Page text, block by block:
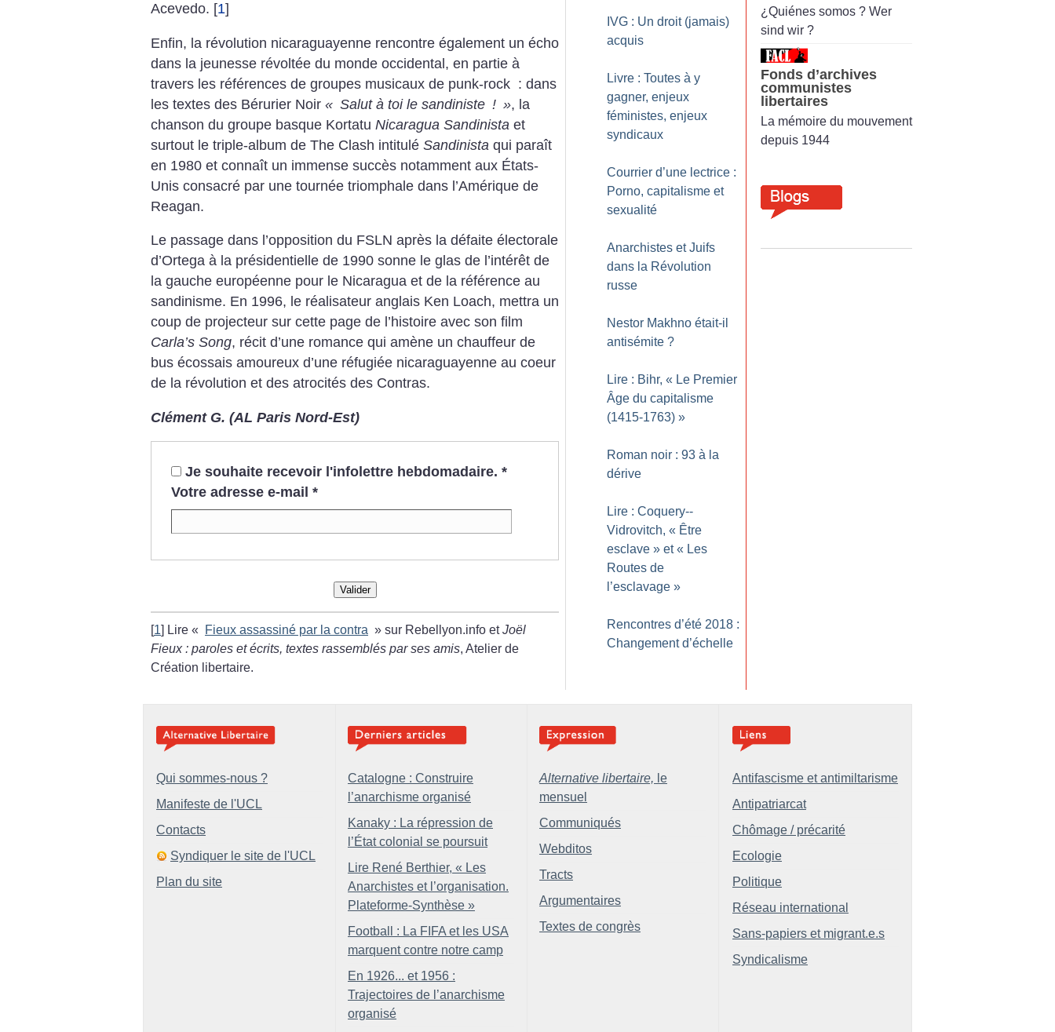
Acevedo. [1]
Enfin, la révolution nicaraguayenne rencontre également un écho
dans la jeunesse révoltée du monde occidental, en partie à
travers les références de groupes musicaux de punk-rock : dans
les textes des Bérurier Noir « Salut à toi le sandiniste ! », la
chanson du groupe basque Kortatu Nicaragua Sandinista et
surtout le triple-album de The Clash intitulé Sandinista qui paraît
en 1980 et connaît un immense succès notamment aux États-
Unis consacré par une tournée triomphale dans l’Amérique de
Reagan.
Le passage dans l’opposition du FSLN après la défaite électorale
d’Ortega à la présidentielle de 1990 sonne le glas de l’intérêt de
la gauche européenne pour le Nicaragua et de la référence au
sandinisme. En 1996, le réalisateur anglais Ken Loach, mettra un
coup de projecteur sur cette page de l’histoire avec son film
Carla’s Song, récit d’une romance qui amène un chauffeur de
bus écossais amoureux d’une réfugiée nicaraguayenne au coeur
de la révolution et des atrocités des Contras.
Clément G. (AL Paris Nord-Est)
Je souhaite recevoir l'infolettre hebdomadaire. *
Votre adresse e-mail *
Valider
[1] Lire « Fieux assassiné par la contra » sur Rebellyon.info etJoël
Fieux : paroles et écrits, textes rassemblés par ses amis, Atelier de
Création libertaire.
IVG : Un droit (jamais)
acquis
Livre : Toutes à y
gagner, enjeux
féministes, enjeux
syndicaux
Courrier d’une lectrice :
Porno, capitalisme et
sexualité
Anarchistes et Juifs
dans la Révolution
russe
Nestor Makhno était-il
antisémite ?
Lire : Bihr, « Le Premier
Âge du capitalisme
(1415-1763) »
Roman noir : 93 à la
dérive
Lire : Coquery-­
Vidrovitch, « Être
esclave » et « Les
Routes de
l’esclavage »
Rencontres d’été 2018 :
Changement d’échelle
¿Quiénes somos ? Wer
sind wir ?
Fonds d’archives
communistes
libertaires
La mémoire du mouvement
depuis 1944
Qui sommes-nous ?
Manifeste de l'UCL
Contacts
Syndiquer le site de l'UCL
Plan du site
Catalogne : Construire
l’anarchisme organisé
Kanaky : La répression de
l’État colonial se poursuit
Lire René Berthier, « Les
Anarchistes et l’organisation.
Plateforme-Synthèse »
Football : La FIFA et les USA
marquent contre notre camp
En 1926... et 1956 :
Trajectoires de l’anarchisme
organisé
Alternative libertaire, le
mensuel
Communiqués
Webditos
Tracts
Argumentaires
Textes de congrès
Antifascisme et antimiltarisme
Antipatriarcat
Chômage / précarité
Ecologie
Politique
Réseau international
Sans-papiers et migrant.e.s
Syndicalisme